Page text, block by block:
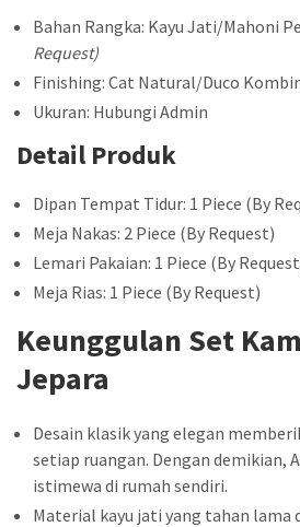
Bahan Rangka: Kayu Jati/Mahoni
Request)
Finishing: Cat Natural/Duco
Ukuran: Hubungi Admin
Detail Produk
Dipan Tempat Tidur: 1 Piece (By
Meja Nakas: 2 Piece (By Request)
Lemari Pakaian: 1 Piece (By
Meja Rias: 1 Piece (By Request)
Keunggulan Set
Jepara
Desain klasik yang elegan
setiap ruangan. Dengan demikian,
istimewa di rumah sendiri.
Material kayu jati yang tahan lama